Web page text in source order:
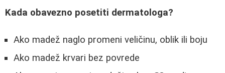
Kada obavezno posetiti dermatologa?
Ako madež naglo promeni veličinu, oblik ili boju
Ako madež krvari bez povrede